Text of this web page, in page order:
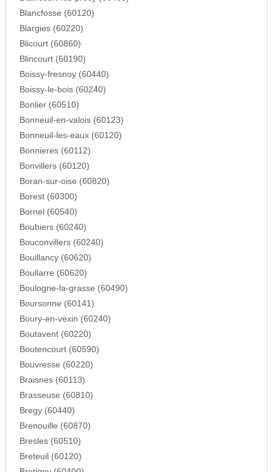
Blancfosse (60120)
Blargies (60220)
Blicourt (60860)
Blincourt (60190)
Boissy-fresnoy (60440)
Boissy-le-bois (60240)
Bonlier (60510)
Bonneuil-en-valois (60123)
Bonneuil-les-eaux (60120)
Bonnieres (60112)
Bonvillers (60120)
Boran-sur-oise (60820)
Borest (60300)
Bornel (60540)
Boubiers (60240)
Bouconvillers (60240)
Bouillancy (60620)
Boullarre (60620)
Boulogne-la-grasse (60490)
Boursonne (60141)
Boury-en-vexin (60240)
Boutavent (60220)
Boutencourt (60590)
Bouvresse (60220)
Braisnes (60113)
Brasseuse (60810)
Bregy (60440)
Brenouille (60870)
Bresles (60510)
Breteuil (60120)